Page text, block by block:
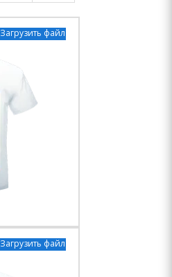
Загрузить файл
Загрузить файл